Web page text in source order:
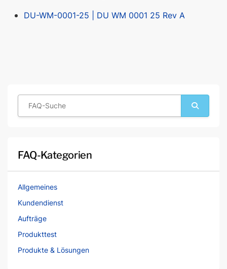
DU-WM-0001-25 | DU WM 0001 25 Rev A
FAQ-Kategorien
Allgemeines
Kundendienst
Aufträge
Produkttest
Produkte & Lösungen